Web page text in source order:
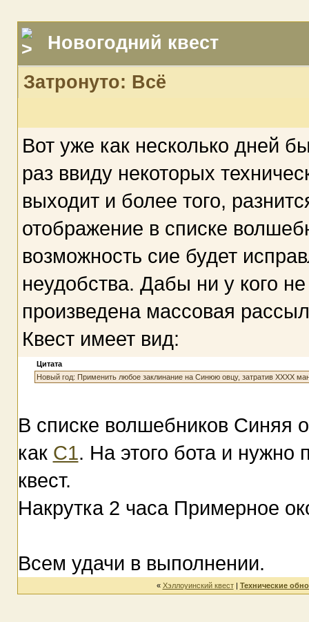
Новогодний квест
Затронуто: Всё
Вот уже как несколько дней
раз ввиду некоторых
выходит и более того,
отображение в списке
возможность сие будет
неудобства. Дабы ни у кого
произведена массовая
Квест имеет вид:
Цитата
Новый год: Применить любое заклинание на Синюю овцу, затратив ХХХХ
В списке волшебников Синяя
как С1. На этого бота и нужно
квест.
Накрутка 2 часа Примерное
Всем удачи в выполнении.
« Хэллоуинский квест| Технические